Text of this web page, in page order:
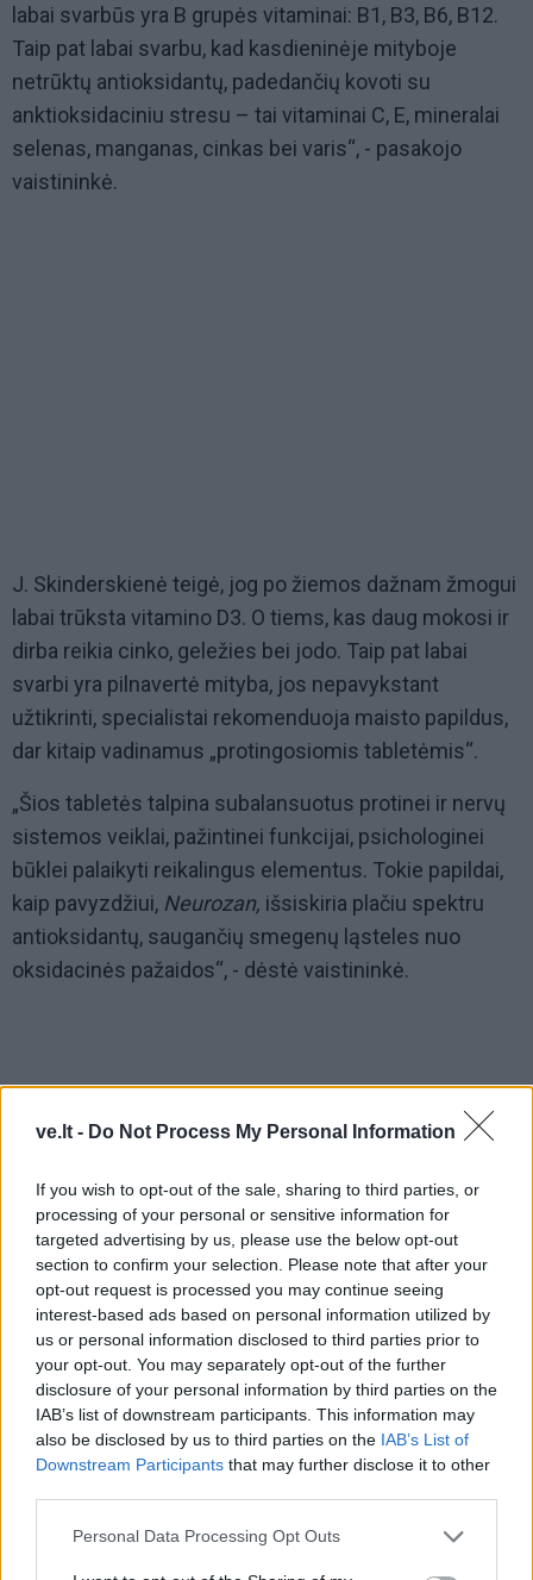
ve.lt - Do Not Process My Personal Information
If you wish to opt-out of the sale, sharing to third parties, or
processing of your personal or sensitive information for
targeted advertising by us, please use the below opt-out
section to confirm your selection. Please note that after your
opt-out request is processed you may continue seeing
interest-based ads based on personal information utilized by
us or personal information disclosed to third parties prior to
your opt-out. You may separately opt-out of the further
disclosure of your personal information by third parties on the
IAB’s list of downstream participants. This information may
also be disclosed by us to third parties on the IAB’s List of
Downstream Participants that may further disclose it to other
Personal Data Processing Opt Outs
labai svarbūs yra B grupės vitaminai: B1, B3, B6, B12.
Taip pat labai svarbu, kad kasdieninėje mityboje
netrūktų antioksidantų, padedančių kovoti su
anktioksidaciniu stresu – tai vitaminai C, E, mineralai
selenas, manganas, cinkas bei varis“, - pasakojo
vaistininkė.
J. Skinderskienė teigė, jog po žiemos dažnam žmogui
labai trūksta vitamino D3. O tiems, kas daug mokosi ir
dirba reikia cinko, geležies bei jodo. Taip pat labai
svarbi yra pilnavertė mityba, jos nepavykstant
užtikrinti, specialistai rekomenduoja maisto papildus,
dar kitaip vadinamus „protingosiomis tabletėmis“.
„Šios tabletės talpina subalansuotus protinei ir nervų
sistemos veiklai, pažintinei funkcijai, psichologinei
būklei palaikyti reikalingus elementus. Tokie papildai,
kaip pavyzdžiui, Neurozan, išsiskiria plačiu spektru
antioksidantų, saugančių smegenų ląsteles nuo
oksidacinės pažaidos“, - dėstė vaistininkė.
Dažnai manoma, kad smegenims reikia saldumynų,
nes tada išsiskiria džiaugsmo hormonas dopaminas. Į
organizmą patekus cukrui pajuntame energijos
antplūdį ir net pakylėjimą. Bet tai trunka neilgai – iki
pusvalandžio. Po to sugrįžta nuovargis, mieguistumas,
o neretai ir alkio jausmas. Tačiau gydytojas teigė, kad
nebūtina visiškai atsisakyti saldumynų.